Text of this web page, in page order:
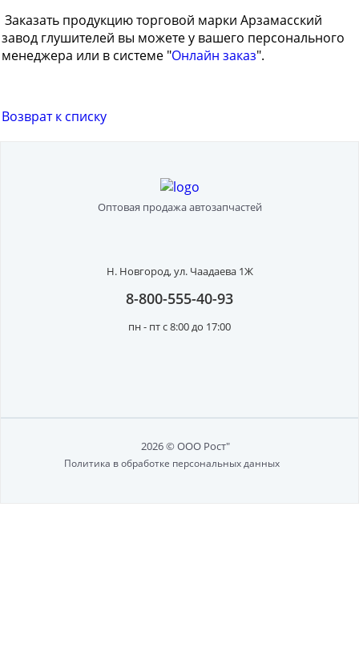
Заказать продукцию торговой марки Арзамасский
завод глушителей вы можете у вашего персонального
менеджера или в системе "Онлайн заказ".
Возврат к списку
Оптовая продажа автозапчастей
Н. Новгород,ул. Чаадаева 1Ж
8-800-555-40-93
пн - пт с 8:00 до 17:00
2026 © ООО Рост"
Политика в обработке персональных данных